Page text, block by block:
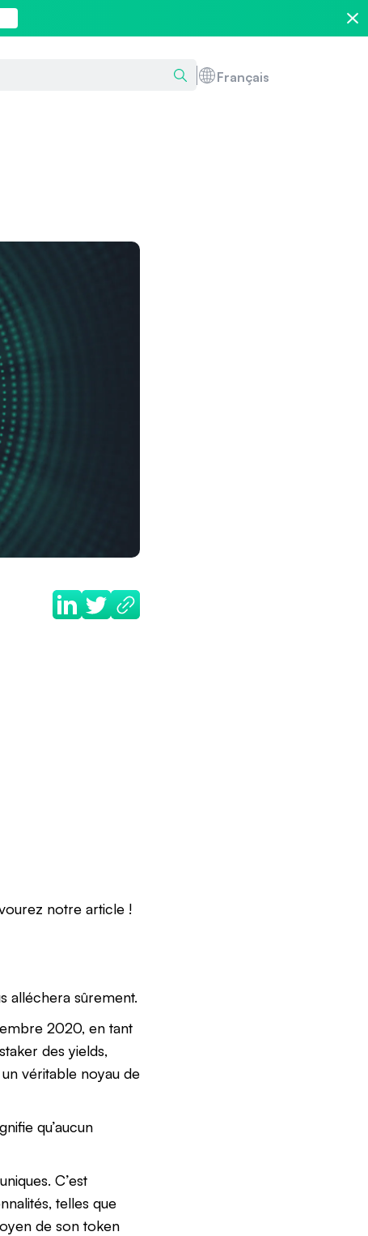
Français
notre article !
alléchera sûrement.
2020, en tant
des yields,
véritable noyau de
qu’aucun
C’est
telles que
de son token